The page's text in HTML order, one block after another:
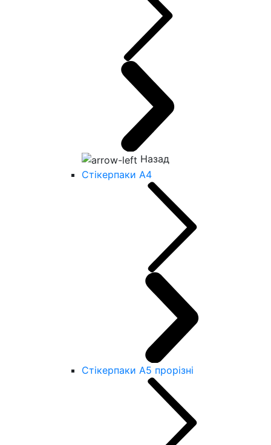
Назад
Стікерпаки А4
Стікерпаки А5 прорізні